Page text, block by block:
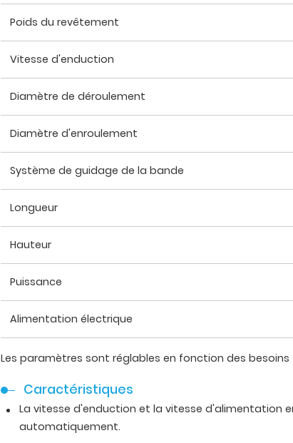
Poids du revêtement
Vitesse d'enduction
Diamètre de déroulement
Diamètre d'enroulement
Système de guidage de la bande
Longueur
Hauteur
Puissance
Alimentation électrique
Les paramètres sont réglables en fonction des besoins
Caractéristiques
La vitesse d'enduction et la vitesse d'alimentation
automatiquement.